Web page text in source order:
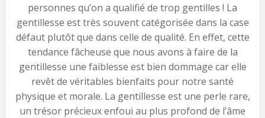
personnes qu’on a qualifié de trop gentilles ! La
gentillesse est très souvent catégorisée dans la case
défaut plutôt que dans celle de qualité. En effet, cette
tendance fâcheuse que nous avons à faire de la
gentillesse une faiblesse est bien dommage car elle
revêt de véritables bienfaits pour notre santé
physique et morale. La gentillesse est une perle rare,
un trésor précieux enfoui au plus profond de l’âme